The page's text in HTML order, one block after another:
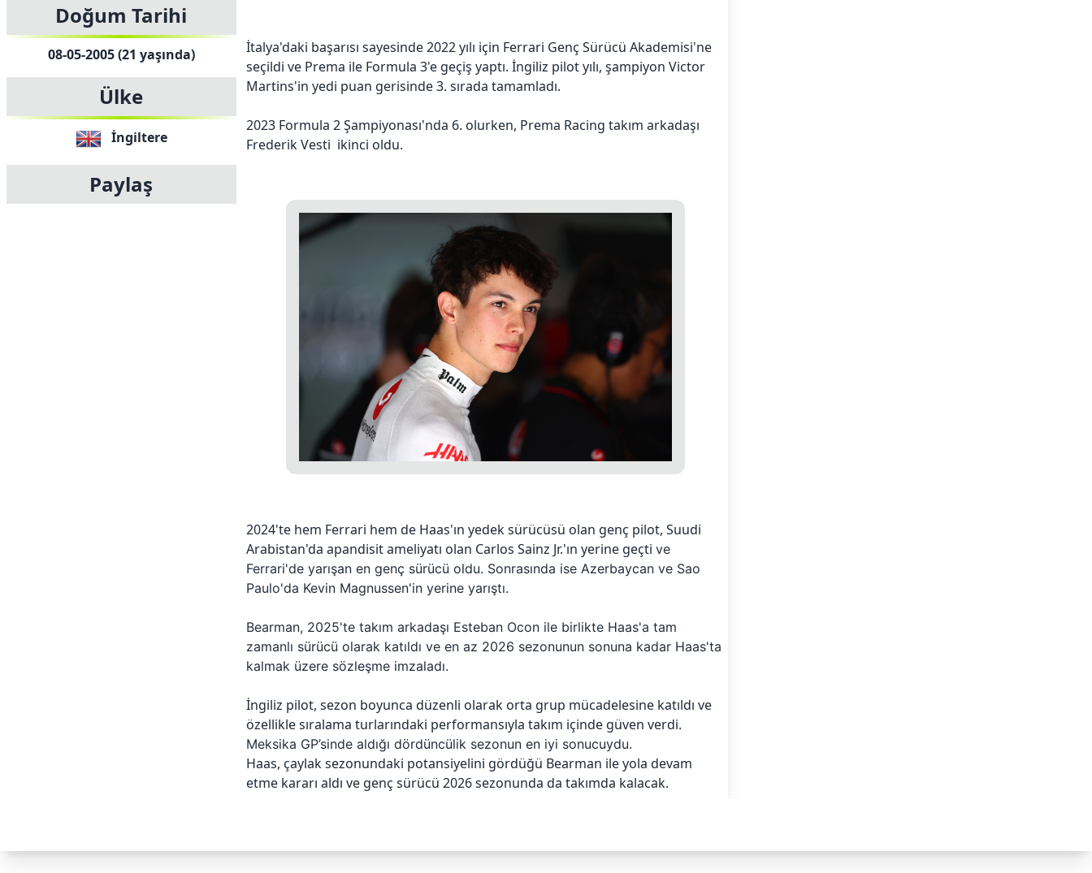
Doğum Tarihi
08-05-2005 (21 yaşında)
Ülke
İngiltere
Paylaş
İtalya'daki başarısı sayesinde 2022 yılı için Ferrari Genç Sürücü Akademisi'ne
seçildi ve Prema ile Formula 3'e geçiş yaptı. İngiliz pilot yılı, şampiyon Victor
Martins'in yedi puan gerisinde 3. sırada tamamladı.
2023 Formula 2 Şampiyonası'nda 6. olurken, Prema Racing takım arkadaşı
Frederik Vesti ikinci oldu.
2024'te hem Ferrari hem de Haas'ın yedek sürücüsü olan genç pilot, Suudi
Arabistan'da apandisit ameliyatı olan Carlos Sainz Jr.'ın yerine geçti ve
Ferrari'de yarışan en genç sürücü oldu. Sonrasında ise Azerbaycan ve Sao
Paulo'da Kevin Magnussen'in yerine yarıştı.
Bearman, 2025'te takım arkadaşı Esteban Ocon ile birlikte Haas'a tam
zamanlı sürücü olarak katıldı ve en az 2026 sezonunun sonuna kadar Haas'ta
kalmak üzere sözleşme imzaladı.
İngiliz pilot, sezon boyunca düzenli olarak orta grup mücadelesine katıldı ve
özellikle sıralama turlarındaki performansıyla takım içinde güven verdi.
Meksika GP’sinde aldığı dördüncülik sezonun en iyi sonucuydu.
Haas, çaylak sezonundaki potansiyelini gördüğü Bearman ile yola devam
etme kararı aldı ve genç sürücü 2026 sezonunda da takımda kalacak.